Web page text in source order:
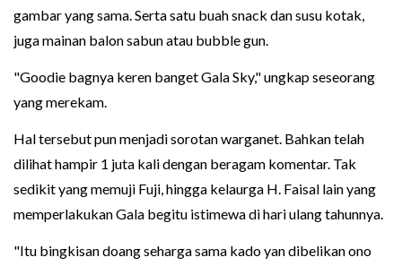
gambar yang sama. Serta satu buah snack dan susu kotak,
juga mainan balon sabun atau bubble gun.
"Goodie bagnya keren banget Gala Sky," ungkap seseorang
yang merekam.
Hal tersebut pun menjadi sorotan warganet. Bahkan telah
dilihat hampir 1 juta kali dengan beragam komentar. Tak
sedikit yang memuji Fuji, hingga kelaurga H. Faisal lain yang
memperlakukan Gala begitu istimewa di hari ulang tahunnya.
"Itu bingkisan doang seharga sama kado yan dibelikan ono